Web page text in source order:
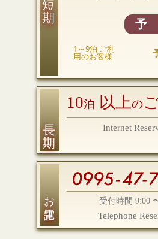
予
1～9泊 ご利
用のお客様
10泊 以上の
Internet
お電話 受付時間 9:00
Telephone